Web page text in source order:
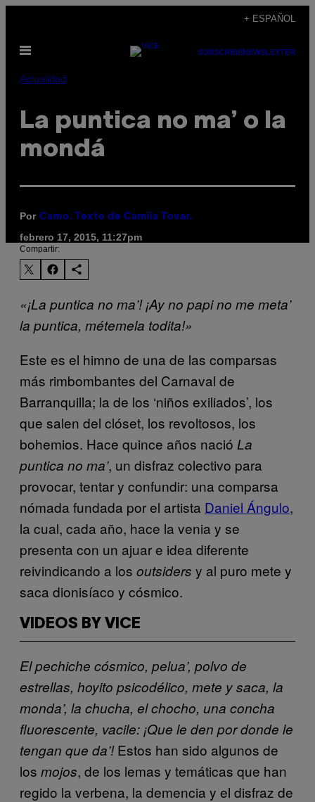
contenido
+ ESPAÑOL
Abrir
SUBSCRIBENEWSLETTER
Actualidad
La puntica no ma’ o la
mondá
Por Camo. Texto de Camila Tovar.
febrero 17, 2015, 11:27pm
Compartir:
«¡La puntica no ma’! ¡Ay no papi no me meta’
la puntica, métemela todita!»
Este es el himno de una de las comparsas
más rimbombantes del Carnaval de
Barranquilla; la de los ‘niños exiliados’, los
que salen del clóset, los revoltosos, los
bohemios. Hace quince años nació La
puntica no ma’, un disfraz colectivo para
provocar, tentar y confundir: una comparsa
nómada fundada por el artista Daniel Ángulo,
la cual, cada año, hace la venia y se
presenta con un ajuar e idea diferente
reivindicando a los outsiders y al puro mete y
saca dionisíaco y cósmico.
VIDEOS BY VICE
El pechiche cósmico, pelua’, polvo de
estrellas, hoyito psicodélico, mete y saca, la
monda’, la chucha, el chocho, una concha
fluorescente, vacile: ¡Que le den por donde le
tengan que da’!Estos han sido algunos de
los mojos, de los lemas y temáticas que han
regido la verbena, la demencia y el disfraz de